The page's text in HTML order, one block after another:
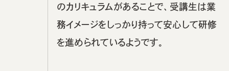
のカリキュラムがあることで、受講生は業
務イメージをしっかり持って安心して研修
を進められているようです。